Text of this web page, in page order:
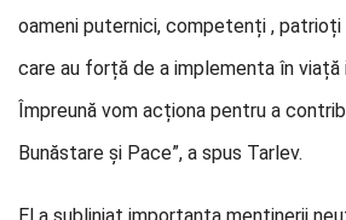
oameni puternici, competenți , patrioți
care au forță de a implementa în viață
Împreună vom acționa pentru a
Bunăstare și Pace”, a spus Tarlev.